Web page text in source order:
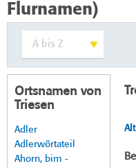
Flurnamen)
Ortsnamen von
Triesen
Adler
Adlerwörtateil
Ahorn, bim -